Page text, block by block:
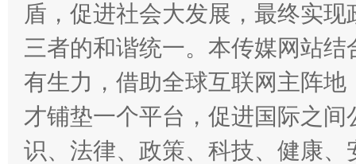
盾，促进社会大发展，最终实
三者的和谐统一。本传媒网站
有生力，借助全球互联网主阵
才铺垫一个平台，促进国际之
识、法律、政策、科技、健康